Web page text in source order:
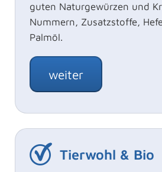
guten Naturgewürzen und
Nummern, Zusatzstoffe,
Palmöl.
weiter
Tierwohl & Bio